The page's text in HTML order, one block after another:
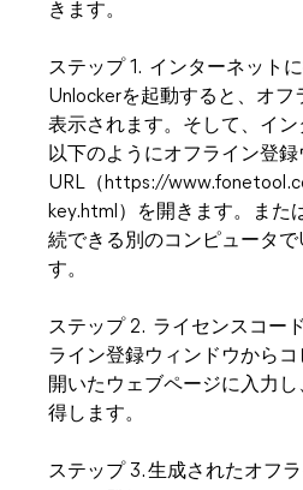
きます。
ステップ 1. インターネット
Unlockerを起動すると、オ
表示されます。そして、イン
以下のようにオフライン登
URL（https://
key.html）を開きます。また
続できる別のコンピュータで
す。
ステップ 2. ライセンスコー
ライン登録ウィンドウから
開いたウェブページに入力
得します。
ステップ 3. 生成されたオフ